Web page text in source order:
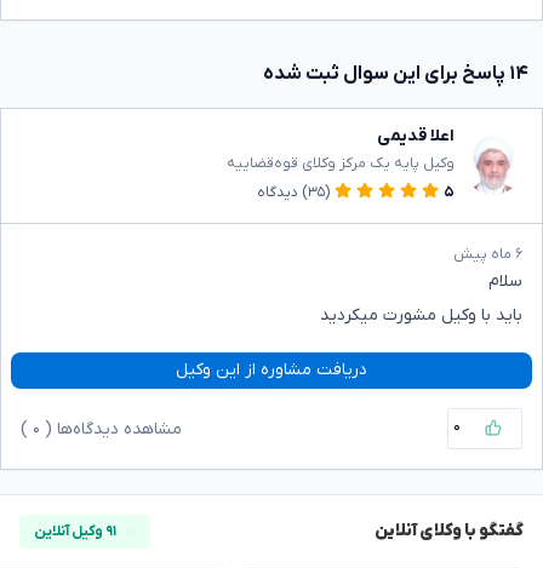
۱۴ پاسخ برای این سوال ثبت شده
اعلا قدیمی
وکیل پایه یک مرکز وکلای قوه‌قضاییه
۵
(۳۵) دیدگاه
۶ ماه پیش
سلام
باید با وکیل مشورت میکردید
دریافت مشاوره از این وکیل
۰ مشاهده دیدگاه‌ها ( ۰
گفتگو با وکلای آنلاین ۹۱ وکیل آنلاین